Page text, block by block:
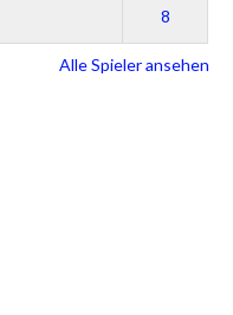
8
Alle Spieler ansehen